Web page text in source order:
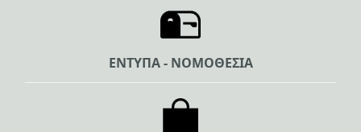
ΕΝΤΥΠΑ - ΝΟΜΟΘΕΣΙΑ